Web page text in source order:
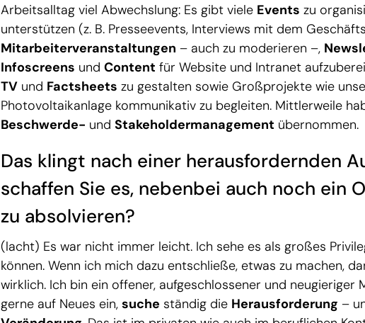
Arbeitsalltag viel Abwechslung: Es gibt viele Events zu
unterstützen (z. B. Presseevents, Interviews mit dem
Mitarbeiterveranstaltungen – auch zu moderieren –,
Infoscreens und Content für Website und Intranet
TV und Factsheets zu gestalten sowie Großprojekte wie
Photovoltaikanlage kommunikativ zu begleiten. Mittlerweile
Beschwerde- und Stakeholdermanagement übernommen.
Das klingt nach einer herausfordernden
schaffen Sie es, nebenbei auch noch ein
zu absolvieren?
(lacht) Es war nicht immer leicht. Ich sehe es als großes
können. Wenn ich mich dazu entschließe, etwas zu machen,
wirklich. Ich bin ein offener, aufgeschlossener und neugieriger
gerne auf Neues ein, suche ständig die Herausforderung –